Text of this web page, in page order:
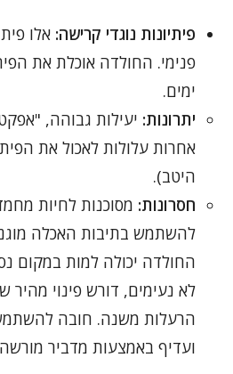
פיתיונות נוגדי קרישה: אלו
פנימי. החולדה אוכלת את
ימים.
יתרונות: יעילות גבוהה,
אחרות עלולות לאכול את
היטב).
חסרונות: מסוכנות לחיות
להשתמש בתיבות האכלה
החולדה יכולה למות במקום
לא נעימים, דורש פינוי מהיר
הרעלות משנה. חובה
ועדיף באמצעות מדביר